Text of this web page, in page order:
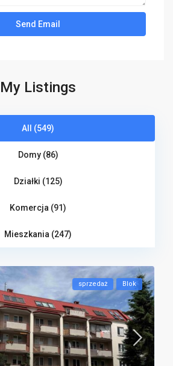
My Listings
All (549)
Domy (86)
Działki (125)
Komercja (91)
Mieszkania (247)
sprzedaż Blok